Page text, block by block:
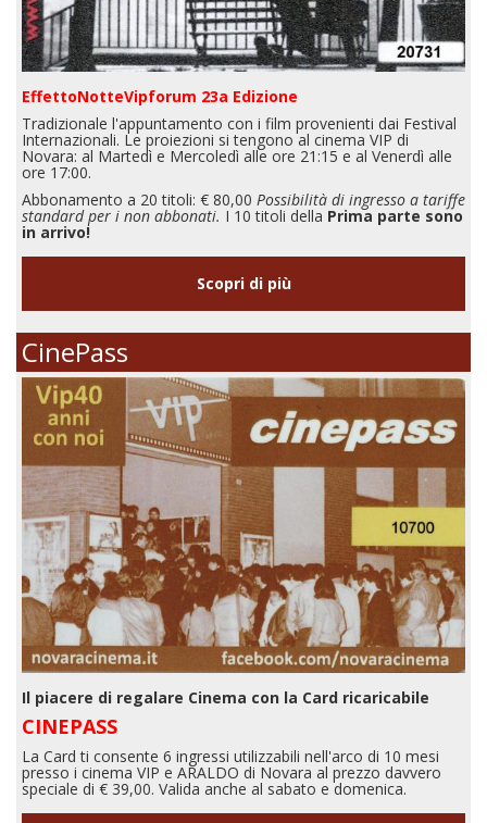
EffettoNotteVipforum 23a Edizione
Tradizionale l'appuntamento con i film provenienti dai Festival
Internazionali. Le proiezioni si tengono al cinema VIP di
Novara: al Martedì e Mercoledì alle ore 21:15 e al Venerdì alle
ore 17:00.
Abbonamento a 20 titoli: € 80,00 Possibilità di ingresso a tariffe
standard per i non abbonati. I 10 titoli della Prima parte sono
in arrivo!
Scopri di più
CinePass
Il piacere di regalare Cinema con la Card ricaricabile
CINEPASS
La Card ti consente 6 ingressi utilizzabili nell'arco di 10 mesi
presso i cinema VIP e ARALDO di Novara al prezzo davvero
speciale di € 39,00. Valida anche al sabato e domenica.